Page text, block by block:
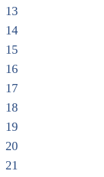
13
14
15
16
17
18
19
20
21